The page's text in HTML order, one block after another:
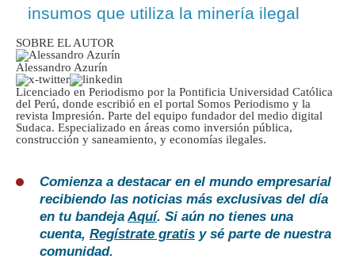
insumos que utiliza la minería ilegal
SOBRE EL AUTOR
Alessandro Azurín
Licenciado en Periodismo por la Pontificia Universidad Católica
del Perú, donde escribió en el portal Somos Periodismo y la
revista Impresión. Parte del equipo fundador del medio digital
Sudaca. Especializado en áreas como inversión pública,
construcción y saneamiento, y economías ilegales.
Comienza a destacar en el mundo empresarial
recibiendo las noticias más exclusivas del día
en tu bandejaAquí. Si aún no tienes una
cuenta, Regístrate gratis y sé parte de nuestra
comunidad.